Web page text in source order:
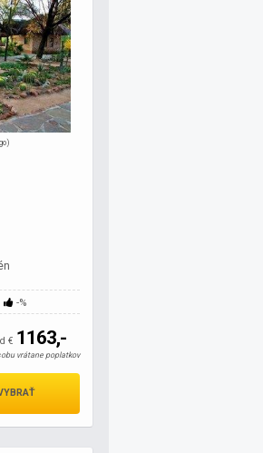
-%
€ 1163,-
vrátane poplatkov